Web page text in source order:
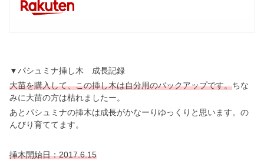
▼パシュミナ挿し木 成長記録
大苗を購入して、この挿し木は自分用のバックアップです。ちな
みに大苗の方は枯れましたー。
あとパシュミナの挿木は成長がかなーりゆっくりと思います。の
んびり育ててます。
挿木開始日：2017.6.15